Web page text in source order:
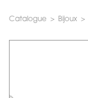
Catalogue > Bijoux >